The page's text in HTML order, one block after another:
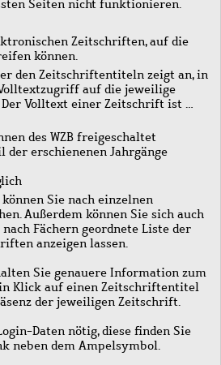
Seiten nicht funktionieren.
Zeitschriften, auf die
können.
den Zeitschriftentiteln zeigt an, in
auf die jeweilige
Volltext einer Zeitschrift ist …
des WZB freigeschaltet
der erschienenen Jahrgänge
Sie nach einzelnen
Außerdem können Sie sich auch
Fächern geordnete Liste der
anzeigen lassen.
Sie genauere Information zum
Klick auf einen Zeitschriftentitel
der jeweiligen Zeitschrift.
Daten nötig, diese finden Sie
neben dem Ampelsymbol.